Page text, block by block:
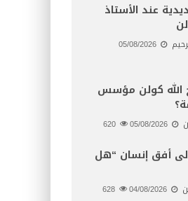
عند الأستاذ
05/08/2026
الله كولن مؤسس
05/08/2026
أفق إنسان “هل
04/08/2026